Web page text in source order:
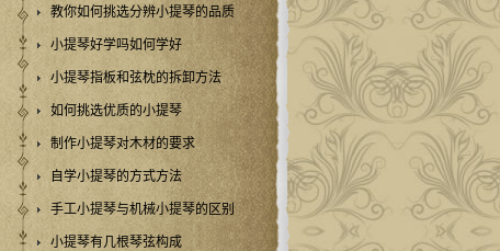
教你如何挑选分辨小提琴的品质
小提琴好学吗如何学好
小提琴指板和弦枕的拆卸方法
如何挑选优质的小提琴
制作小提琴对木材的要求
自学小提琴的方式方法
手工小提琴与机械小提琴的区别
小提琴有几根琴弦构成